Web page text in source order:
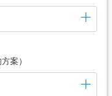
案）